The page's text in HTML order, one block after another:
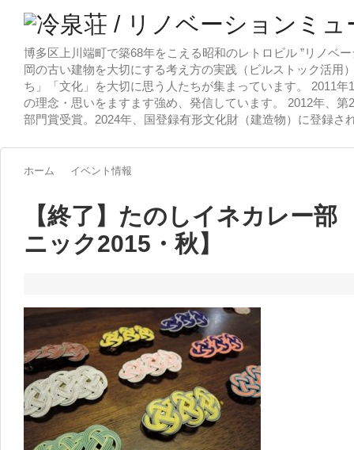
博多区上川端町で築68年をこえる昭和のレトロビル ”リノベ
岡の古い建物を大切にする考え方の実践（ビルストック活用
ち」「文化」を大切に思う人たちが集まっています。 2011
の理念・思いをますます強め、発信しています。 2012年、
部門賞受賞。2024年、国登録有形文化財（建造物）に登録さ
ホーム イベント情報
【終了】たのしイネカレー部
ニック2015・秋】